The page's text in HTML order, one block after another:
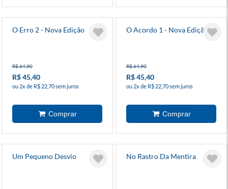
O Erro 2 - Nova Edição
R$ 64,90
R$ 45,40
ou 2x de R$ 22,70 sem juros
O Acordo 1 - Nova Edição
R$ 64,90
R$ 45,40
ou 2x de R$ 22,70 sem juros
Um Pequeno Desvio No Rastro Da Mentira